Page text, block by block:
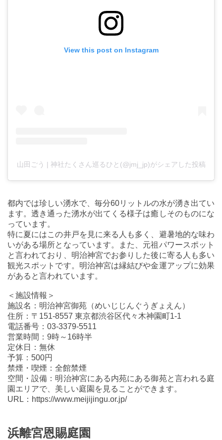
View this post on Instagram
山田ごう | 神社たくさん巡るひと(@jmj_jp)がシェアした投稿
都内では珍しい湧水で、毎分60リットルの水が湧き出てい
ます。透き通った湧水が出てくる様子は癒しそのものにな
っています。
特に夏にはこの井戸を見に来る人も多く、避暑地的な味わ
いがある場所となっています。また、元祖パワースポット
と言われており、明治神宮でお参りした後に寄る人も多い
観光スポットです。明治神宮は縁結びや金運アップに効果
があると言われています。
＜施設情報＞
施設名：明治神宮御苑（めいじじんぐうぎょえん）
住所：〒151-8557 東京都渋谷区代々木神園町1-1
電話番号：03-3379-5511
営業時間：9時～16時半
定休日：無休
予算：500円
禁煙・喫煙：全館禁煙
空間・設備：明治神宮にある内苑にある御苑と言われる庭
園エリアで、美しい庭園を見ることができます。
URL：https://www.meijijingu.or.jp/
浜離宮恩賜庭園